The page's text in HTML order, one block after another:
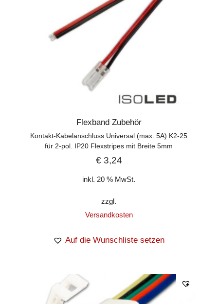
Flexband Zubehör
Kontakt-Kabelanschluss Universal (max. 5A) K2-25
für 2-pol. IP20 Flexstripes mit Breite 5mm
€3,24
inkl. 20 % MwSt.
zzgl.
Versandkosten
Auf die Wunschliste setzen